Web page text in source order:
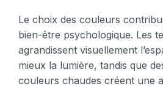
Le choix des couleurs
bien-être psychologique. Les
agrandissent visuellement
mieux la lumière, tandis que
couleurs chaudes créent une